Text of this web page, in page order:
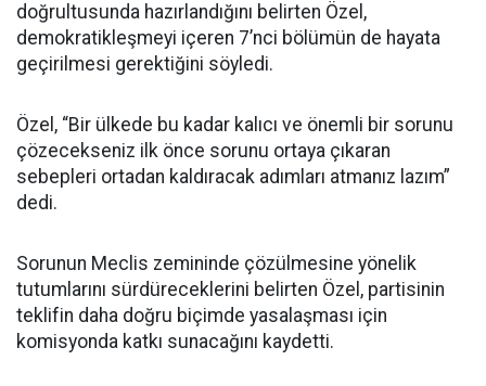
doğrultusunda hazırlandığını belirten Özel,
demokratikleşmeyi içeren 7’nci bölümün de hayata
geçirilmesi gerektiğini söyledi.
Özel, “Bir ülkede bu kadar kalıcı ve önemli bir sorunu
çözecekseniz ilk önce sorunu ortaya çıkaran
sebepleri ortadan kaldıracak adımları atmanız lazım”
dedi.
Sorunun Meclis zemininde çözülmesine yönelik
tutumlarını sürdüreceklerini belirten Özel, partisinin
teklifin daha doğru biçimde yasalaşması için
komisyonda katkı sunacağını kaydetti.